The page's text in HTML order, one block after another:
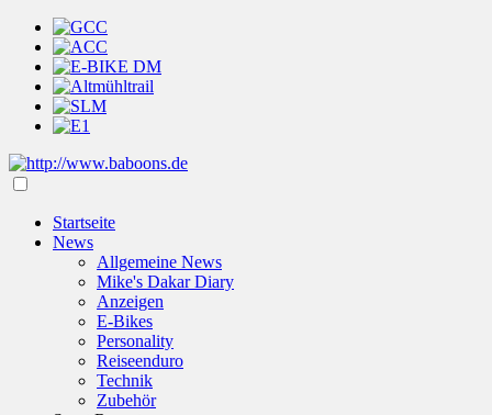
Startseite
News
Allgemeine News
Mike's Dakar Diary
Anzeigen
E-Bikes
Personality
Reiseenduro
Technik
Zubehör